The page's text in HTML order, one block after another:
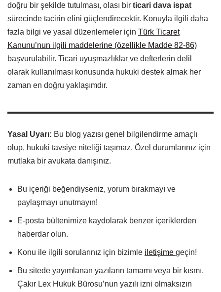
doğru bir şekilde tutulması, olası bir ticari dava ispat
sürecinde tacirin elini güçlendirecektir. Konuyla ilgili daha
fazla bilgi ve yasal düzenlemeler için Türk Ticaret
Kanunu’nun ilgili maddelerine (özellikle Madde 82-86)
başvurulabilir. Ticari uyuşmazlıklar ve defterlerin delil
olarak kullanılması konusunda hukuki destek almak her
zaman en doğru yaklaşımdır.
Yasal Uyarı: Bu blog yazısı genel bilgilendirme amaçlı
olup, hukuki tavsiye niteliği taşımaz. Özel durumlarınız için
mutlaka bir avukata danışınız.
Bu içeriği beğendiyseniz, yorum bırakmayı ve
paylaşmayı unutmayın!
E-posta bültenimize kaydolarak benzer içeriklerden
haberdar olun.
Konu ile ilgili sorularınız için bizimle iletişime geçin!
Bu sitede yayımlanan yazıların tamamı veya bir kısmı,
Çakır Lex Hukuk Bürosu’nun yazılı izni olmaksızın